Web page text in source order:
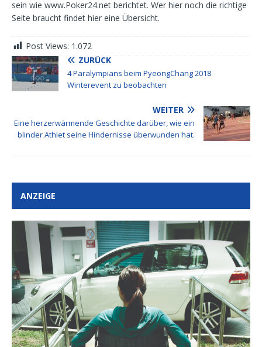
sein wie www.Poker24.net berichtet. Wer hier noch die richtige
Seite braucht findet hier eine Übersicht.
Post Views: 1.072
ZURÜCK
4 Paralympians beim PyeongChang 2018
Winterevent zu beobachten
WEITER
Eine herzerwärmende Geschichte darüber, wie ein
blinder Athlet seine Hindernisse überwunden hat.
ANZEIGE